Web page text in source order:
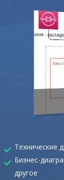
Технические
Бизнес-
другое